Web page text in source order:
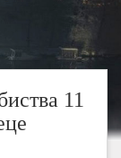
11